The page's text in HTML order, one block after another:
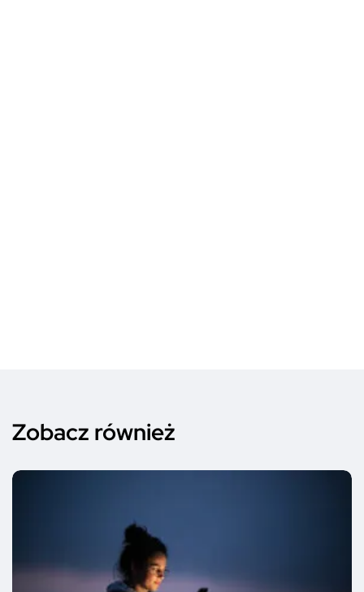
Zobacz również